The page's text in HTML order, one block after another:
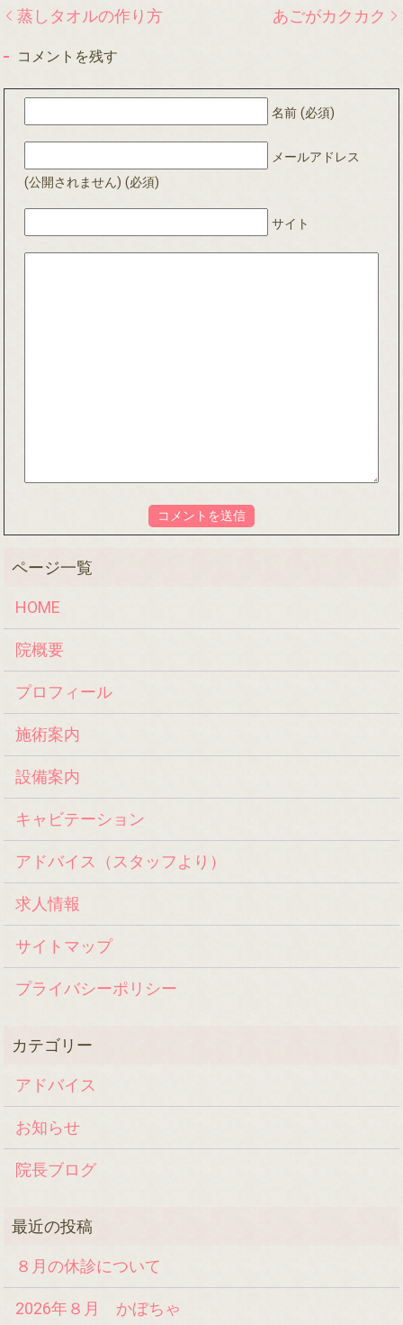
蒸しタオルの作り方 あごがカクカク
コメントを残す
名前 (必須)
メールアドレス
(公開されません) (必須)
サイト
HOME
院概要
プロフィール
施術案内
設備案内
キャビテーション
アドバイス（スタッフより）
求人情報
サイトマップ
プライバシーポリシー
アドバイス
お知らせ
院長ブログ
８月の休診について
2026年８月 かぼちゃ